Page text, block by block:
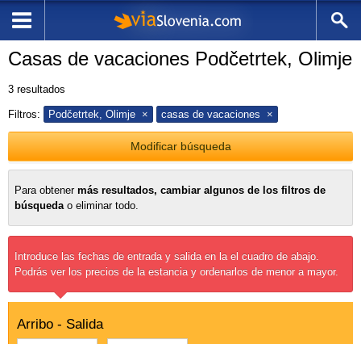
Casas de vacaciones Podčetrtek, Olimje
3 resultados
Filtros: Podčetrtek, Olimje casas de vacaciones
Modificar búsqueda
Para obtener más resultados, cambiar algunos de los filtros de
búsquedao eliminar todo.
Introduce las fechas de entrada y salida en la el cuadro de abajo.
Podrás ver los precios de la estancia y ordenarlos de menor a mayor.
Arribo - Salida